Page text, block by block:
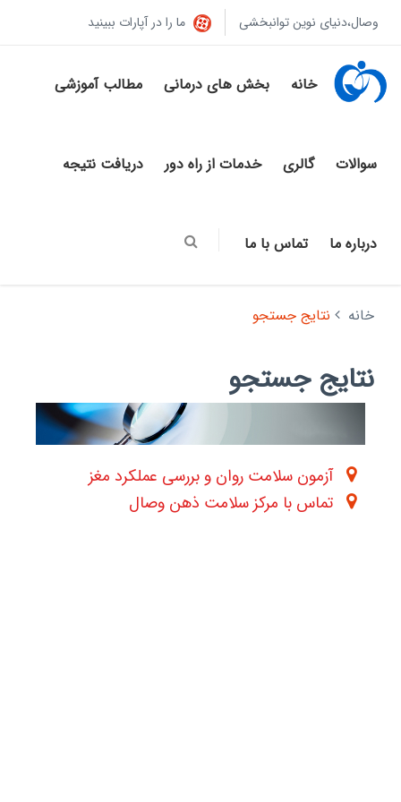
وصال،دنیای نوین توانبخشی ما را در آپارات ببینید
خانه بخش های درمانی مطالب آموزشی
سوالات گالری خدمات از راه دور دریافت نتیجه
درباره ما تماس با ما
خانه نتایج جستجو
نتایج جستجو
آزمون سلامت روان و بررسی عملکرد مغز
تماس با مرکز سلامت ذهن وصال